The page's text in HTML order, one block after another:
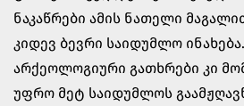
ნაკაწრები ამის ნათელი
კიდევ ბევრი საიდუმლო
არქეოლოგიური გათხრები კი
უფრო მეტ საიდუმლოს